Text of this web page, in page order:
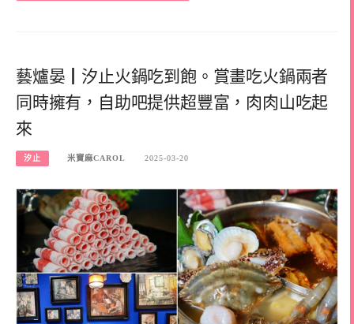
藝爐晏┃汐止火鍋吃到飽。賞畫吃火鍋兩者
同時擁有，自助吧提供超豐富，肉肉山吃起
來
汐止 米寶麻CAROL 2025-03-20